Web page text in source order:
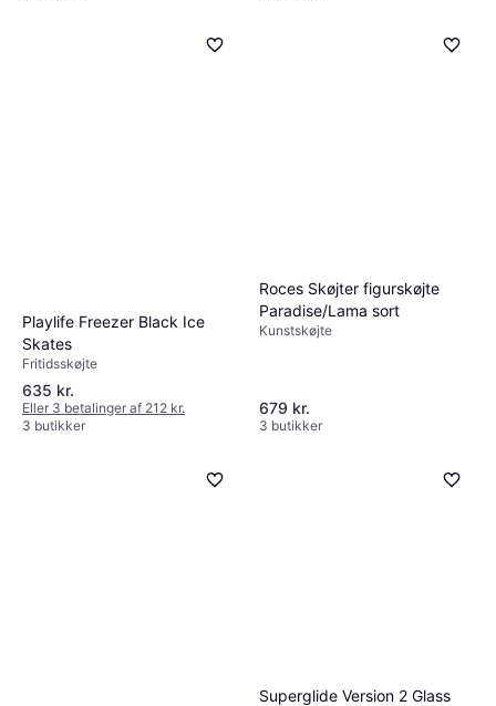
Playlife Freezer Black Ice
Skates
Fritidsskøjte
635 kr.
Eller 3 betalinger af 212 kr.
3 butikker
Roces Skøjter figurskøjte
Paradise/Lama sort
Kunstskøjte
679 kr.
3 butikker
Superglide Version 2 Glass